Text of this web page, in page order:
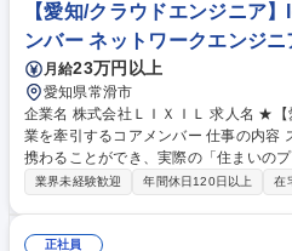
ニア/次世代キャッシュレスプロダクト
【愛知/クラウドエンジニア
ンバー ネットワークエンジニ
月給23万円以上
愛知県常滑市
企業名 株式会社ＬＩＸＩＬ 求人名 ★【愛知/クラウドエンジニア】IoT事
業を牽引するコアメンバー 仕事の内容 スマートホームの開発に最前線で
携わることができ、実際の「住まいの
め、LIXILのIoT事業の成長と、人々の
に伴うクラウドシステム全体の設計・
業界未経験歓迎 年間休日120日以上 在
正社員